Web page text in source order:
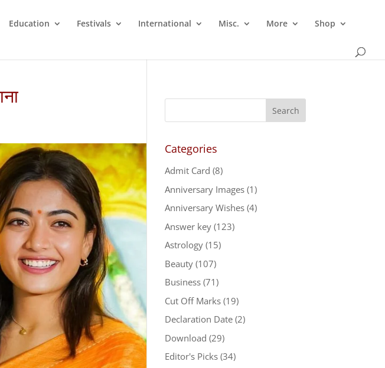
Education Festivals International Misc. More Shop
Categories
Admit Card (8)
Anniversary Images(1)
Anniversary Wishes(4)
Answer key(123)
Astrology(15)
Beauty(107)
Business(71)
Cut Off Marks(19)
Declaration Date(2)
Download (29)
Editor's Picks(34)